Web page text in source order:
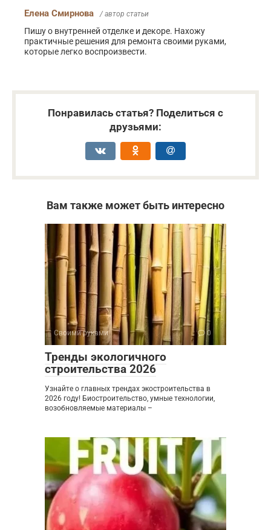
Елена Смирнова / автор статьи
Пишу о внутренней отделке и декоре. Нахожу
практичные решения для ремонта своими руками,
которые легко воспроизвести.
Понравилась статья? Поделиться с
друзьями:
Вам также может быть интересно
Своими руками 0
Тренды экологичного
строительства 2026
Узнайте о главных трендах экостроительства в
2026 году! Биостроительство, умные технологии,
возобновляемые материалы –